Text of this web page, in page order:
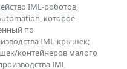
IML-роботов,
которое
по
IML-крышек;
контейнеров малого
IML